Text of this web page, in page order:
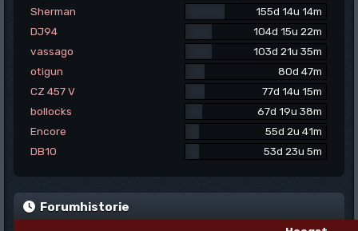
Sherman
155d 14u 14m
DJ94
104d 15u 22m
vassago
103d 21u 35m
otigun
80d 47m
CZ 457 V
77d 14u 15m
bollocks
67d 19u 38m
Encore
55d 2u 41m
DB10
53d 23u 5m
Forumhistorie